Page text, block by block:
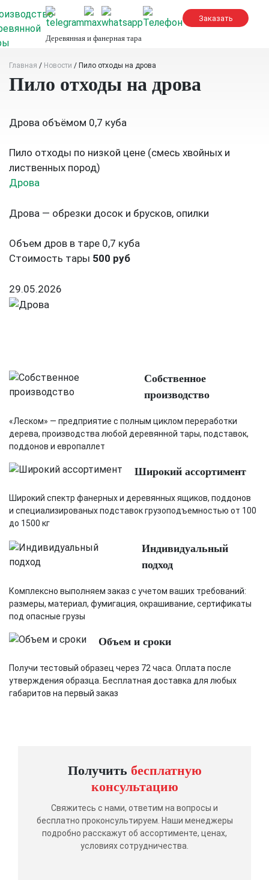
to
content
Деревянная и фанерная тара
Главная / Новости / Пило отходы на дрова
Пило отходы на дрова
Дрова объёмом 0,7 куба
Пило отходы по низкой цене (смесь хвойных и
лиственных пород)
Дрова
Дрова — обрезки досок и брусков, опилки
Объем дров в таре 0,7 куба
Стоимость тары 500 руб
29.05.2026
Собственное
производство
«Леском» — предприятие с полным циклом переработки
дерева, производства любой деревянной тары, подставок,
поддонов и европаллет
Широкий ассортимент
Широкий спектр фанерных и деревянных ящиков, поддонов
и специализированых подставок грузоподъемностью от 100
до 1500 кг
Индивидуальный
подход
Комплексно выполняем заказ с учетом ваших требований:
размеры, материал, фумигация, окрашивание, сертификаты
под опасные грузы
Объем и сроки
Получи тестовый образец через 72 часа. Оплата после
утверждения образца. Бесплатная доставка для любых
габаритов на первый заказ
Получить бесплатную
консультацию
Свяжитесь с нами, ответим на вопросы и
бесплатно проконсультируем. Наши менеджеры
подробно расскажут об ассортименте, ценах,
условиях сотрудничества.